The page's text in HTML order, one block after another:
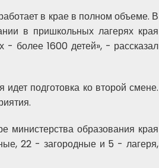
в крае в полном объеме. В
в пришкольных лагерях края
- более 1600 детей», - рассказал
подготовка ко второй смене.
министерства образования края
22 - загородные и 5 - лагеря,